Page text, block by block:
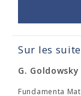
Sur les
G. Goldowsky
Fundamenta